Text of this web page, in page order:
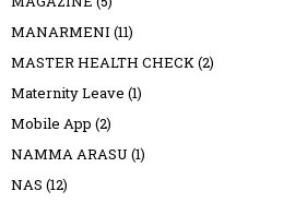
MANARMENI (11)
MASTER HEALTH CHECK(2)
Maternity Leave (1)
Mobile App (2)
NAMMA ARASU (1)
NAS (12)